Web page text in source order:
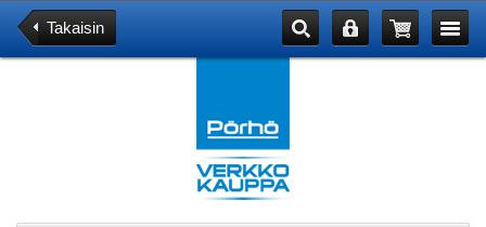
Takaisin